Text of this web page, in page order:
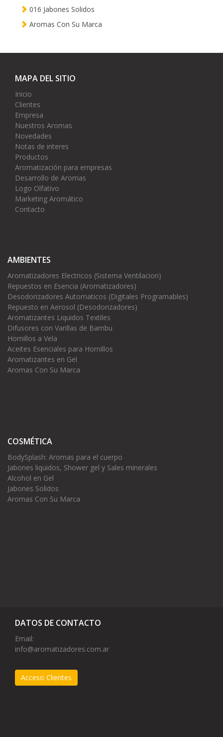
016 Jabones Solidos
Aromas Con Su Marca
MAPA DEL SITIO
Inicio
Clientes
Empresa
Nuestros Aromas
Novedades
Notas de interes
Productos
Aromatización para empresas
Desarrollo de Aromas
Logo Olfativo
Marketing Aromático
Contacto
AMBIENTES
Aromatizadores Electricos (Sistema Ventilacion)
Repuestos en Esencia (Aromatizadores)
Desodorizadores Automaticos (Digitales Programables)
Repuesto en Aerosol (Desodorizadores)
Aromatizantes Liquidos Textiles
Difusores con Varillas de Bambu
Hornillos a Vela
Aceites Esenciales para Hornillos
Aromatizantes en Gel
Aromas Con Su Marca
COSMÉTICA
BodySplash: Aromas para el cuerpo
Jabones liquidos, Shower gel y Sales minerales
Alcohol en Gel
Jabones Solidos
Aromas Con Su Marca
DATOS DE CONTACTO
Email:
info@aromatizadores.com.ar
Acceso Clientes